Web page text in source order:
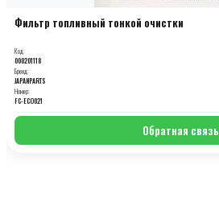
Фильтр топливный тонкой очистки
Код:
000201118
Бренд:
JAPANPARTS
Номер:
FC-ECO021
Обратная связь